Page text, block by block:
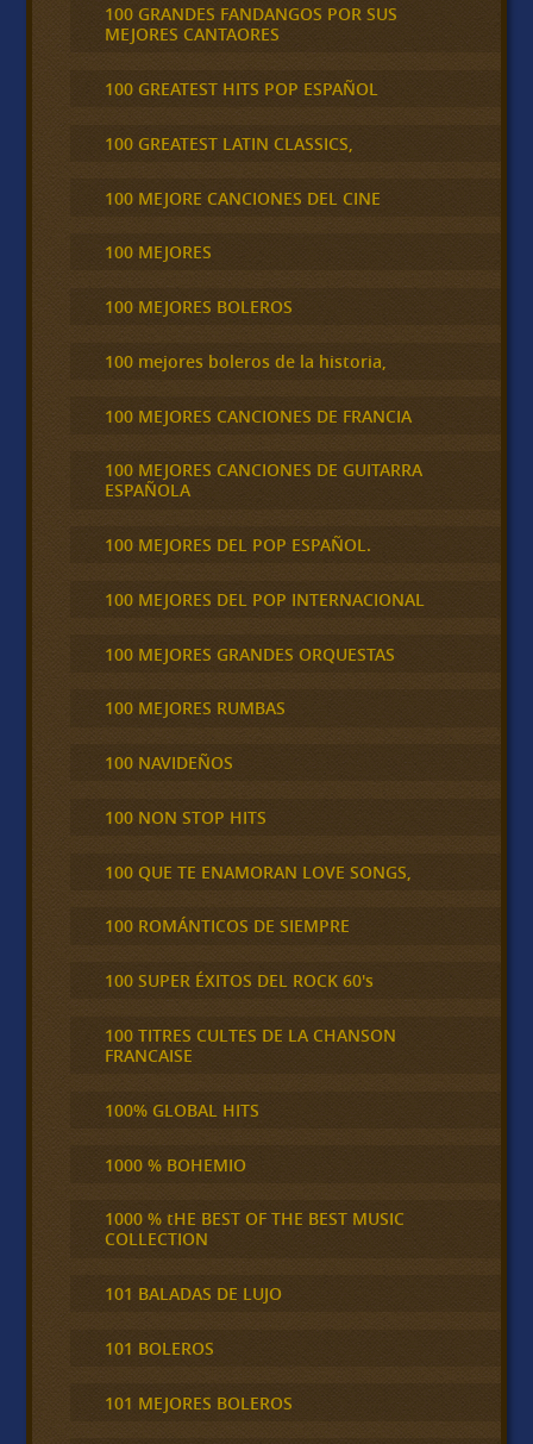
100 GRANDES FANDANGOS POR SUS
MEJORES CANTAORES
100 GREATEST HITS POP ESPAÑOL
100 GREATEST LATIN CLASSICS,
100 MEJORE CANCIONES DEL CINE
100 MEJORES
100 MEJORES BOLEROS
100 mejores boleros de la historia,
100 MEJORES CANCIONES DE FRANCIA
100 MEJORES CANCIONES DE GUITARRA
ESPAÑOLA
100 MEJORES DEL POP ESPAÑOL.
100 MEJORES DEL POP INTERNACIONAL
100 MEJORES GRANDES ORQUESTAS
100 MEJORES RUMBAS
100 NAVIDEÑOS
100 NON STOP HITS
100 QUE TE ENAMORAN LOVE SONGS,
100 ROMÁNTICOS DE SIEMPRE
100 SUPER ÉXITOS DEL ROCK 60's
100 TITRES CULTES DE LA CHANSON
FRANCAISE
100% GLOBAL HITS
1000 % BOHEMIO
1000 % tHE BEST OF THE BEST MUSIC
COLLECTION
101 BALADAS DE LUJO
101 BOLEROS
101 MEJORES BOLEROS